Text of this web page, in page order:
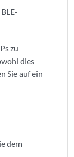
zu
dies
Sie auf ein
dem